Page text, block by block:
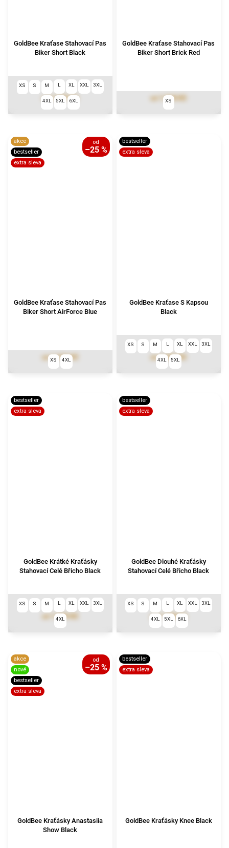
GoldBee Kraťase Stahovací Pas
Biker Short Black
od1 699 Kč
XS S M L XL XXL 3XL
4XL 5XL 6XL
GoldBee Kraťase Stahovací Pas
Biker Short Brick Red
1 018 Kč
XS
akce
bestseller
extra sleva
od
–25 %
GoldBee Kraťase Stahovací Pas
Biker Short AirForce Blue
od1 273 Kč
XS 4XL
bestseller
extra sleva
GoldBee Kraťase S Kapsou
Black
od1 690 Kč
XS S M L XL XXL 3XL
4XL 5XL
bestseller
extra sleva
GoldBee Krátké Kraťásky
Stahovací Celé Břicho Black
1 699 Kč
XS S M L XL XXL 3XL
4XL
bestseller
extra sleva
GoldBee Dlouhé Kraťásky
Stahovací Celé Břicho Black
od1 799 Kč
XS S M L XL XXL 3XL
4XL 5XL 6XL
akce
nové
bestseller
extra sleva
od
–25 %
GoldBee Kraťásky Anastasiia
Show Black
bestseller
extra sleva
GoldBee Kraťásky Knee Black